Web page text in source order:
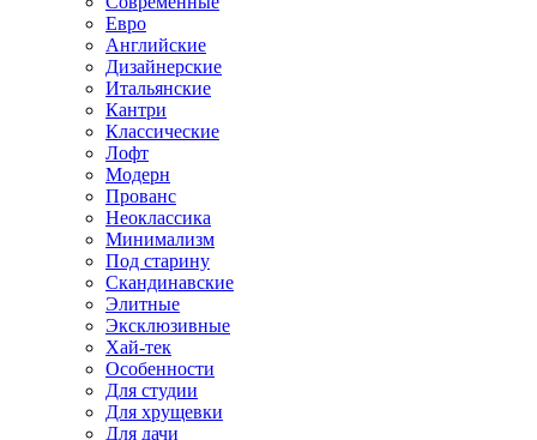
Евро
Английские
Дизайнерские
Итальянские
Кантри
Классические
Лофт
Модерн
Прованс
Неоклассика
Минимализм
Под старину
Скандинавские
Элитные
Эксклюзивные
Хай-тек
Особенности
Для студии
Для хрущевки
Для дачи